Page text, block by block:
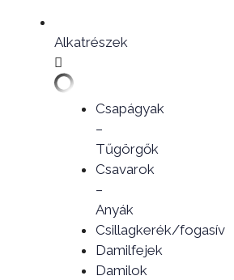
Alkatrészek
Csapágyak
–
Tűgörgők
Csavarok
–
Anyák
Csillagkerék/fogasív
Damilfejek
Damilok